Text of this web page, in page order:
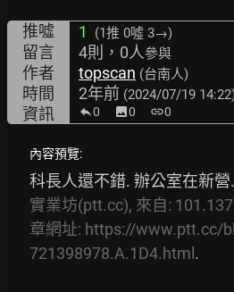
推噓 1 (1推 0噓 3→)
留言 4則，0人參與
作者 topscan (台南人)
時間 2年前 (2024/07/19 14:22)
資訊 0 image0 link0
內容預覽:
科長人還不錯. 辦公室在新營
實業坊(ptt.cc), 來自:
章網址: https://www.ptt.cc/
721398978.A.1D4.html .